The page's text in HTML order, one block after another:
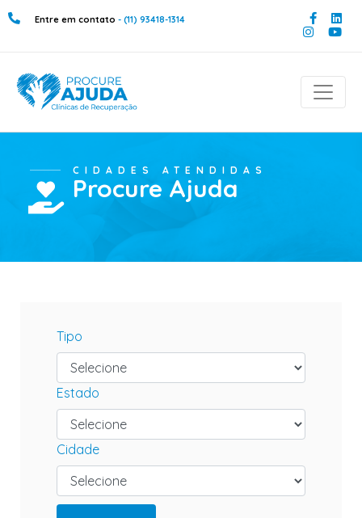
Entre em contato - (11) 93418-1314
CIDADES ATENDIDAS
Procure Ajuda
Tipo
Estado
Cidade